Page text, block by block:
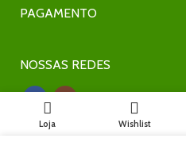
PAGAMENTO
NOSSAS REDES
Loja Wishlist